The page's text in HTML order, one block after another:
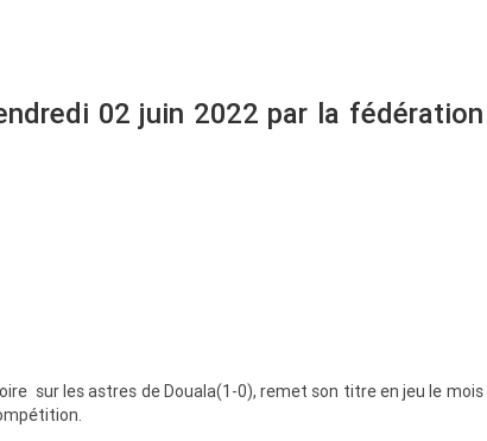
02 juin 2022 par la fédération
sur les astres de Douala(1-0), remet son titre en jeu le mois
pour